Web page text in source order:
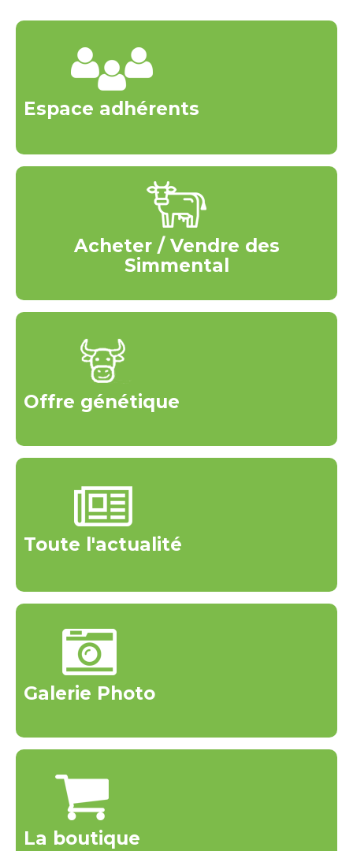
Espace adhérents
Acheter / Vendre des
Simmental
Offre génétique
Toute l'actualité
Galerie Photo
La boutique